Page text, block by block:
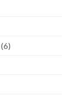
(6)